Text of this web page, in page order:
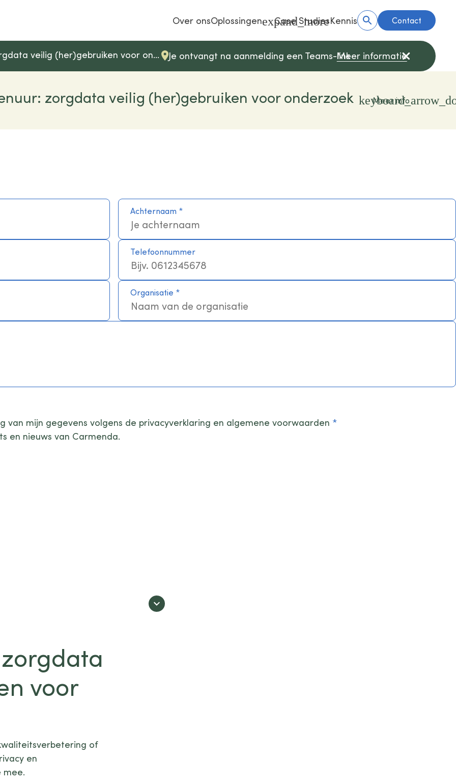
Over onsOplossingen
Events & Scholing
zorgdata, privacy en innovatie.
Adviesgesprek
zorgdata veilig willen (her)gebruiken.
Case StudiesKennis Contact
veilig (her)gebruiken voor onderzoek Je ontvangt na aanmelding een Teams-linkMeer informatie
zorgdata veilig (her)gebruiken voor onderzoek Meer info
Achternaam *
Telefoonnummer
Organisatie *
van mijn gegevens volgens de privacyverklaring en algemene voorwaarden *
en nieuws van Carmenda.
voor
of
en
mee.